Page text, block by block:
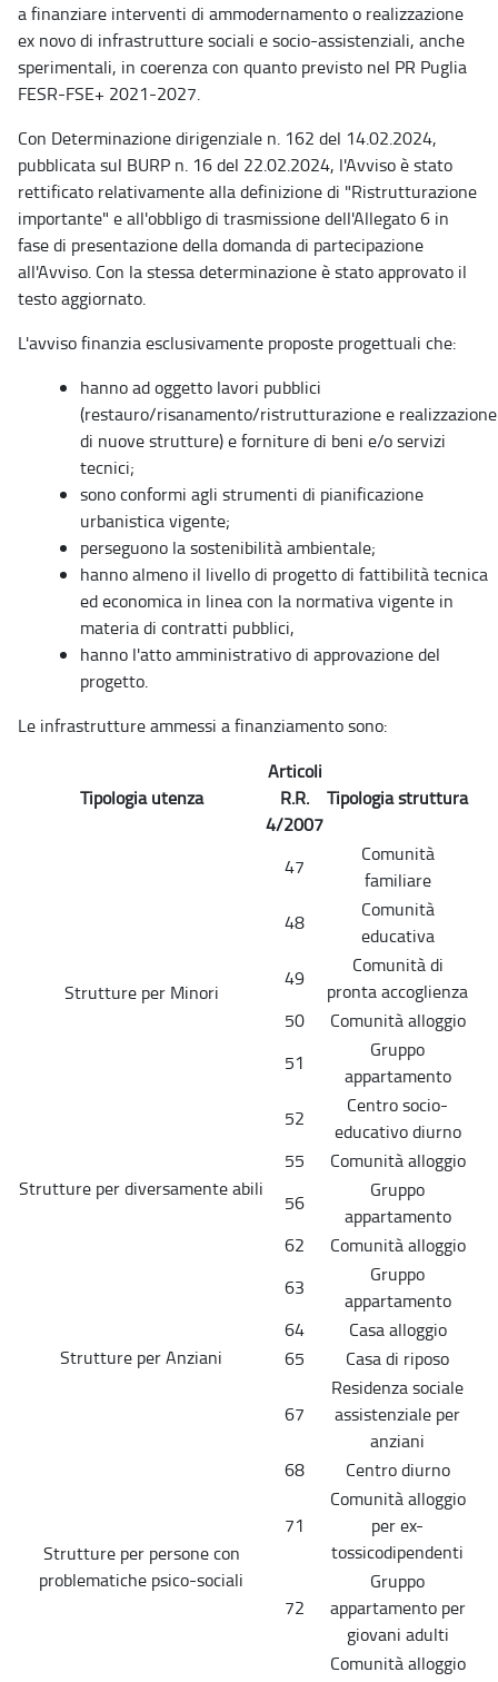
a finanziare interventi di ammodernamento o realizzazione
ex novo di infrastrutture sociali e socio-assistenziali, anche
sperimentali, in coerenza con quanto previsto nel PR Puglia
FESR-FSE+ 2021-2027.
Con Determinazione dirigenziale n. 162 del 14.02.2024,
pubblicata sul BURP n. 16 del 22.02.2024, l'Avviso è stato
rettificato relativamente alla definizione di "Ristrutturazione
importante" e all'obbligo di trasmissione dell'Allegato 6 in
fase di presentazione della domanda di partecipazione
all'Avviso. Con la stessa determinazione è stato approvato il
testo aggiornato.
L'avviso finanzia esclusivamente proposte progettuali che:
hanno ad oggetto lavori pubblici
(restauro/risanamento/ristrutturazione e realizzazione
di nuove strutture) e forniture di beni e/o servizi
tecnici;
sono conformi agli strumenti di pianificazione
urbanistica vigente;
perseguono la sostenibilità ambientale;
hanno almeno il livello di progetto di fattibilità tecnica
ed economica in linea con la normativa vigente in
materia di contratti pubblici,
hanno l'atto amministrativo di approvazione del
progetto.
Le infrastrutture ammessi a finanziamento sono:
Tipologia utenza
Articoli
R.R.
4/2007
Tipologia struttura
Strutture per Minori
47
Comunità
familiare
48
Comunità
educativa
49
Comunità di
pronta accoglienza
50
Comunità alloggio
51
Gruppo
appartamento
52
Centro socio-
educativo diurno
Strutture per diversamente abili
55
Comunità alloggio
56
Gruppo
appartamento
Strutture per Anziani
62
Comunità alloggio
63
Gruppo
appartamento
64
Casa alloggio
65
Casa di riposo
67
Residenza sociale
assistenziale per
anziani
68
Centro diurno
Strutture per persone con
problematiche psico-sociali
71
Comunità alloggio
per ex-
tossicodipendenti
72
Gruppo
appartamento per
giovani adulti
Comunità alloggio